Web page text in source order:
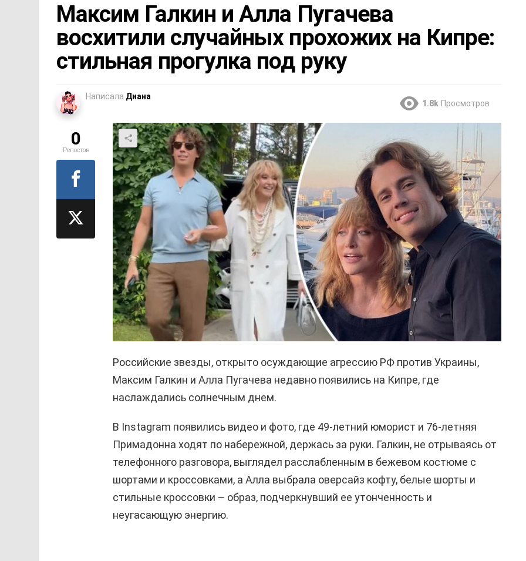
Максим Галкин и Алла Пугачева
восхитили случайных прохожих на Кипре:
стильная прогулка под руку
Написала Диана
1.8k Просмотров
Российские звезды, открыто осуждающие агрессию РФ против Украины,
Максим Галкин и Алла Пугачева недавно появились на Кипре, где
наслаждались солнечным днем.
В Instagram появились видео и фото, где 49-летний юморист и 76-летняя
Примадонна ходят по набережной, держась за руки. Галкин, не отрываясь от
телефонного разговора, выглядел расслабленным в бежевом костюме с
шортами и кроссовками, а Алла выбрала оверсайз кофту, белые шорты и
стильные кроссовки – образ, подчеркнувший ее утонченность и
неугасающую энергию.
0
Репостов